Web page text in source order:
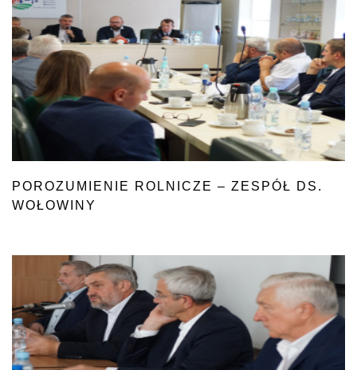
POROZUMIENIE ROLNICZE – ZESPÓŁ DS.
WOŁOWINY